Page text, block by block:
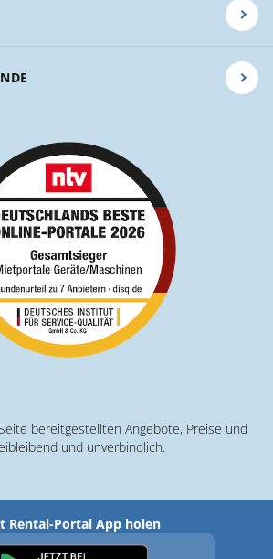
bereitgestellten Angebote, Preise und
und unverbindlich.
Rental-Portal App holen